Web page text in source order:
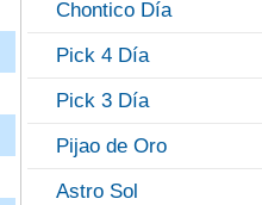
Chontico Día
Pick 4 Día
Pick 3 Día
Pijao de Oro
Astro Sol